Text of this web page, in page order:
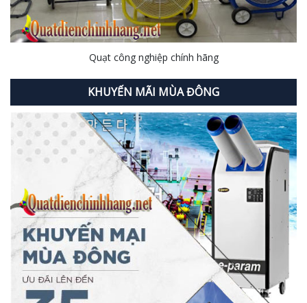
Quạt công nghiệp chính hãng
KHUYẾN MÃI MÙA ĐÔNG